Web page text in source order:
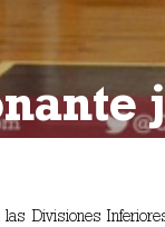
Divisiones